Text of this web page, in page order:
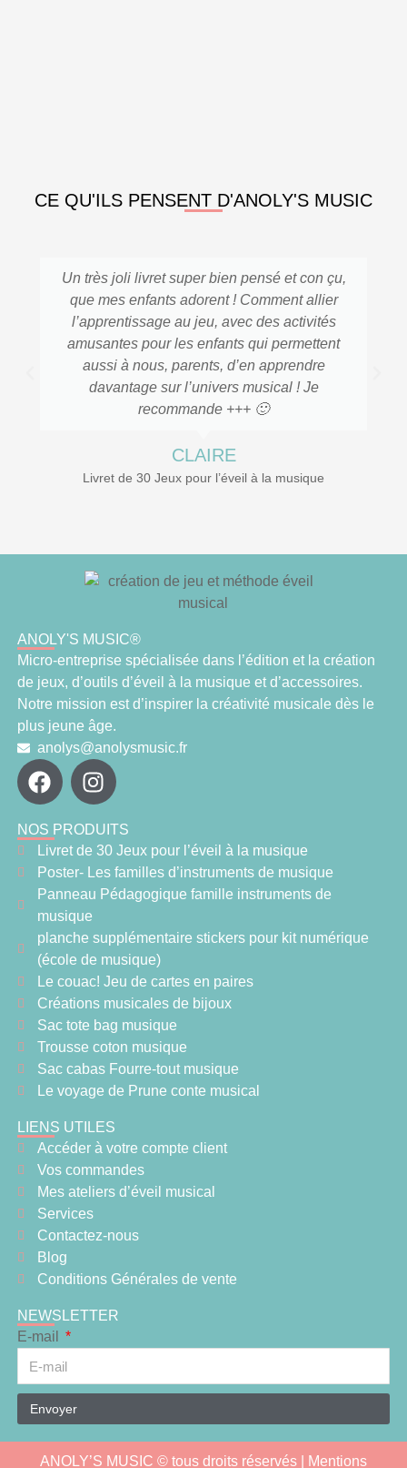
CE QU'ILS PENSENT D'ANOLY'S MUSIC
Un très joli livret super bien pensé et con çu,
que mes enfants adorent ! Comment allier
l’apprentissage au jeu, avec des activités
amusantes pour les enfants qui permettent
aussi à nous, parents, d’en apprendre
davantage sur l’univers musical ! Je
recommande +++ 🙂
CLAIRE
Livret de 30 Jeux pour l’éveil à la musique
ANOLY'S MUSIC®
Micro-entreprise spécialisée dans l’édition et la création
de jeux, d’outils d’éveil à la musique et d’accessoires.
Notre mission est d’inspirer la créativité musicale dès le
plus jeune âge.
anolys@anolysmusic.fr
NOS PRODUITS
Livret de 30 Jeux pour l’éveil à la musique
Poster- Les familles d’instruments de musique
Panneau Pédagogique famille instruments de
musique
planche supplémentaire stickers pour kit numérique
(école de musique)
Le couac! Jeu de cartes en paires
Créations musicales de bijoux
Sac tote bag musique
Trousse coton musique
Sac cabas Fourre-tout musique
Le voyage de Prune conte musical
LIENS UTILES
Accéder à votre compte client
Vos commandes
Mes ateliers d’éveil musical
Services
Contactez-nous
Blog
Conditions Générales de vente
NEWSLETTER
E-mail
Envoyer
ANOLY’S MUSIC © tous droits réservés | Mentions